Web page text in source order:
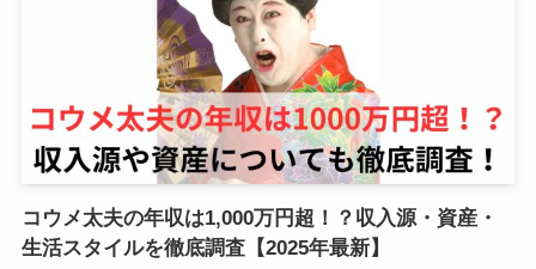
コウメ太夫の年収は1,000万円超！？収入源・資産・
生活スタイルを徹底調査【2025年最新】